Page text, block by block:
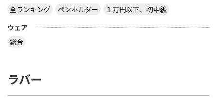
全ランキング
ペンホルダー
１万円以下、初中級
ウェア
総合
ラバー